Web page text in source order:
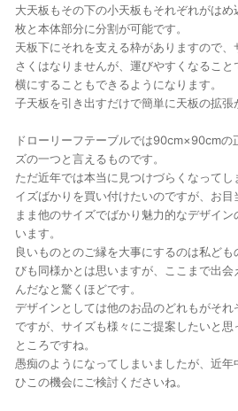
大天板もその下の小天板もそれぞれがは
枚と本体部分に分割が可能です。
天板下にそれを支える枠がありますので
さくはなりませんが、運びやすくなるこ
横にすることもできるようになります。
子天板を引き出すだけで簡単に天板の拡張
ドローリーフテーブルでは90cm×90cmの
ズの一つと言えるものです。
ただ近年では本当に見つけづらくなって
イズばかりを買い付けたいのですが、お
まま他のサイズでばかり魅力的なデザイ
います。
良いものとのご縁を大事にするのは私ど
びも同様かとは思いますが、ここまで出
んだなと驚くほどです。
デザインとしては他のお品のどれもがそ
ですが、サイズも様々にご提案したいと
ところですね。
愚痴のようになってしまいましたが、近
ひこの機会にご検討くださいね。